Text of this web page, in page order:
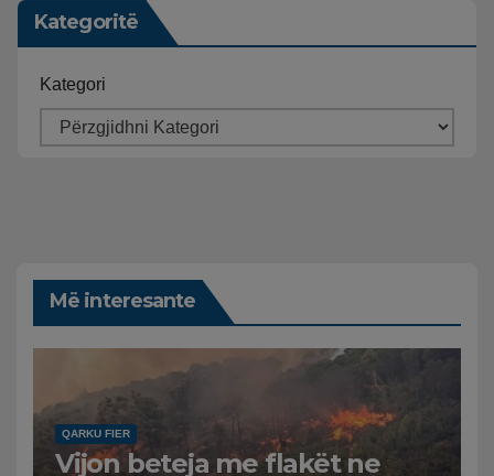
Kategoritë
Kategori
Më interesante
QARKU FIER
Vijon beteja me flakët ne